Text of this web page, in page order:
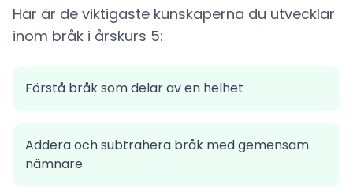
Här är de viktigaste kunskaperna du utvecklar
inom bråk i årskurs 5:
Förstå bråk som delar av en helhet
Addera och subtrahera bråk med gemensam
nämnare